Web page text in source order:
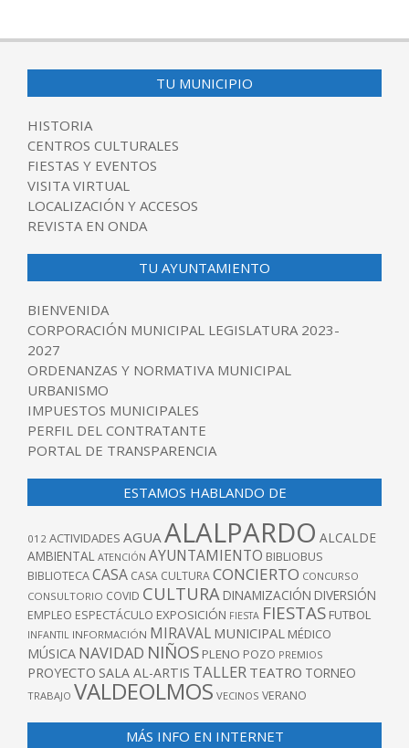
06-
TU MUNICIPIO
HISTORIA
CENTROS CULTURALES
FIESTAS Y EVENTOS
VISITA VIRTUAL
LOCALIZACIÓN Y ACCESOS
REVISTA EN ONDA
TU AYUNTAMIENTO
BIENVENIDA
CORPORACIÓN MUNICIPAL LEGISLATURA 2023-
2027
ORDENANZAS Y NORMATIVA MUNICIPAL
URBANISMO
IMPUESTOS MUNICIPALES
PERFIL DEL CONTRATANTE
PORTAL DE TRANSPARENCIA
ESTAMOS HABLANDO DE
012 ACTIVIDADES AGUAALALPARDO ALCALDE
AMBIENTAL ATENCIÓN AYUNTAMIENTO BIBLIOBUS
BIBLIOTECACASA CASA CULTURACONCIERTO CONCURSO
CONSULTORIO COVID CULTURA DINAMIZACIÓN DIVERSIÓN
EMPLEO ESPECTÁCULO EXPOSICIÓN FIESTA FIESTAS FUTBOL
INFANTIL INFORMACIÓN MIRAVAL MUNICIPAL MÉDICO
MÚSICA NAVIDAD NIÑOS PLENO POZO PREMIOS
PROYECTO SALA AL-ARTIS TALLER TEATRO TORNEO
TRABAJO VALDEOLMOS VECINOS VERANO
MÁS INFO EN INTERNET